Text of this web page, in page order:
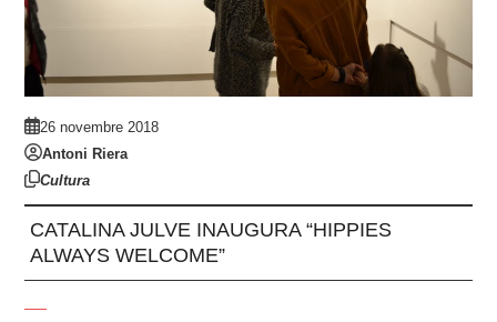
26 novembre 2018
Antoni Riera
Cultura
CATALINA JULVE INAUGURA “HIPPIES
ALWAYS WELCOME”